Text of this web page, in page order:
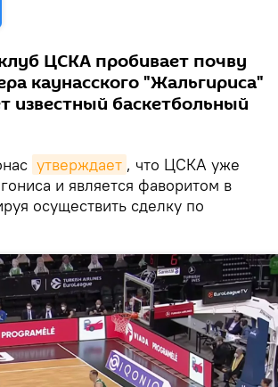
ЦСКА пробивает почву
каунасского "Жальгириса"
известный баскетбольный
утверждает , что ЦСКА уже
и является фаворитом в
осуществить сделку по